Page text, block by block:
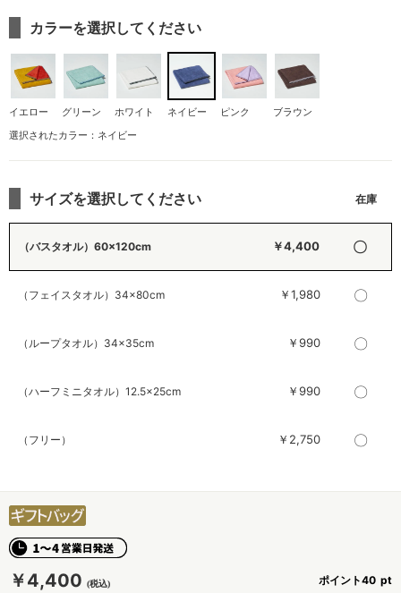
￥4,400 ポイント40
カラーを選択してください
イエロー グリーン ホワイト ネイビー ピンク
ブラウン
選択されたカラー：ネイビー
サイズを選択してください
（バスタオル）60×120cm ￥4,400 〇
（フェイスタオル）34×80cm ￥1,980 〇
（ループタオル）34×35cm ￥990 〇
（ハーフミニタオル）12.5×25cm ￥990 〇
（フリー） ￥2,750 〇